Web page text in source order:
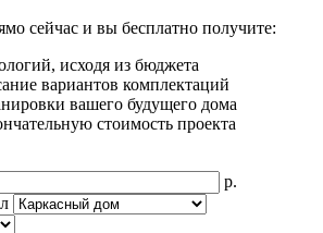
сейчас и вы бесплатно получите:
исходя из бюджета
вариантов комплектаций
вашего будущего дома
стоимость проекта
р.